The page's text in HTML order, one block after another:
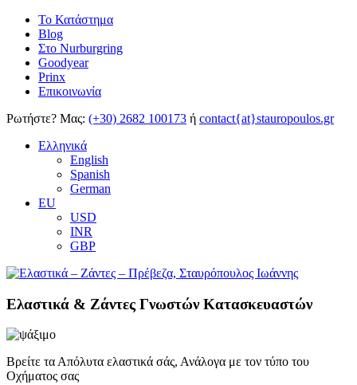
Το Κατάστημα
Blog
Στο Nurburgring
Goodyear
Prinx
Επικοινωνία
Ρωτήστε? Μας: (+30) 2682 100173 ή contact{at}stauropoulos.gr
Ελληνικά
English
Spanish
German
EU
USD
INR
GBP
Ελαστικά & Ζάντες Γνωστών Κατασκευαστών
Βρείτε τα Απόλυτα ελαστικά σάς, Ανάλογα με τον τύπο του
Οχήματος σας